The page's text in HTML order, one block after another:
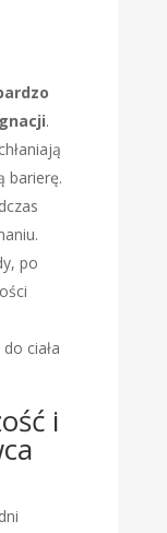
.
barierę.
po
ciała
i